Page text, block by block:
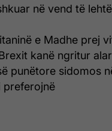
në vend të
e Madhe prej
kanë ngritur
punëtore sidomos
preferojnë